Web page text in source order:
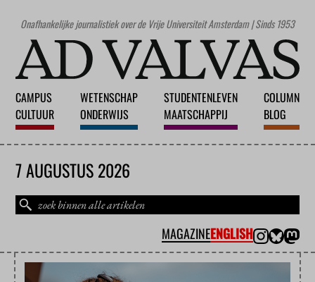
Onafhankelijke journalistiek over de Vrije Universiteit Amsterdam | Sinds 1953
CAMPUS
CULTUUR
WETENSCHAP
ONDERWIJS
STUDENTENLEVEN
MAATSCHAPPIJ
COLUMN
BLOG
7 AUGUSTUS 2026
MAGAZINEENGLISH